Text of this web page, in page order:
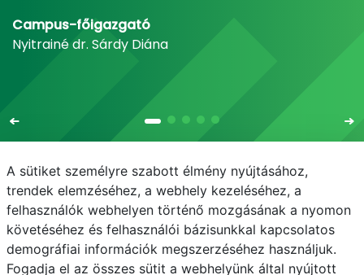
Campus-főigazgató
Nyitrainé dr. Sárdy Diána
E-mail Telefonkönyv NEPTUN
E-learning
Bejelentkezés
Adatvédelem
A sütiket személyre szabott élmény nyújtásához,
trendek elemzéséhez, a webhely kezeléséhez, a
felhasználók webhelyen történő mozgásának a nyomon
követéséhez és felhasználói bázisunkkal kapcsolatos
demográfiai információk megszerzéséhez használjuk.
Fogadja el az összes sütit a webhelyünk által nyújtott